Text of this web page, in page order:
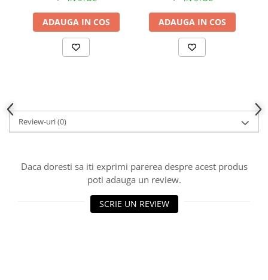
ADAUGA IN COS ADAUGA IN COS
Review-uri(0)
Daca doresti sa iti exprimi parerea despre acest produs
poti adauga un review.
SCRIE UN REVIEW